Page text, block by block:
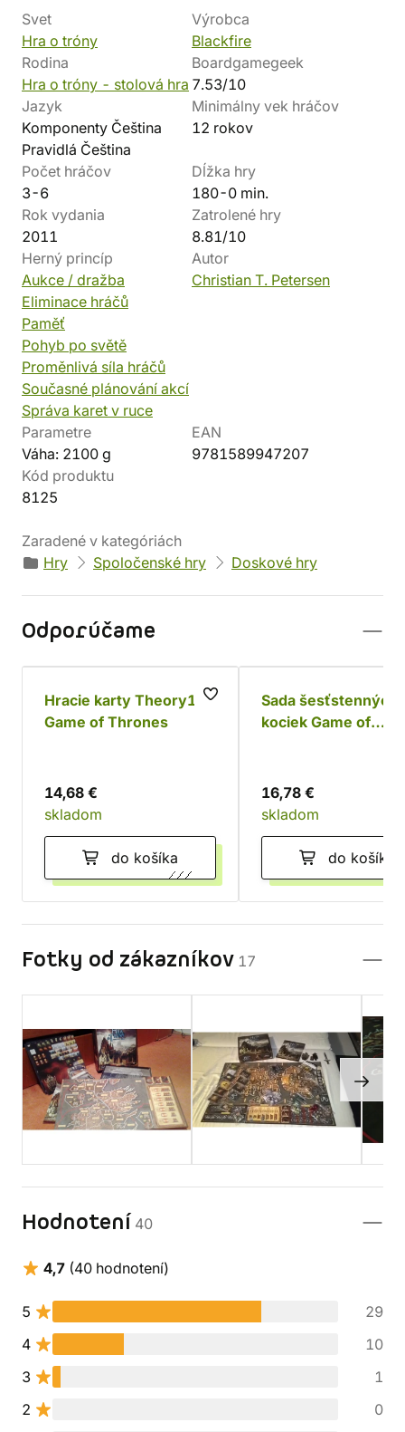
Svet
Hra o tróny
Výrobca
Blackfire
Rodina
Hra o tróny - stolová hra
Boardgamegeek
7.53/10
Jazyk
Komponenty Čeština
Pravidlá Čeština
Minimálny vek hráčov
12 rokov
Počet hráčov
3-6
Dĺžka hry
180-0 min.
Rok vydania
2011
Zatrolené hry
8.81/10
Herný princíp
Aukce / dražba
Eliminace hráčů
Paměť
Pohyb po světě
Proměnlivá síla hráčů
Současné plánování akcí
Správa karet v ruce
Autor
Christian T. Petersen
Parametre
Váha: 2100 g
EAN
9781589947207
Kód produktu
8125
Zaradené v kategóriách
Hry
Spoločenské hry Doskové hry
Odporúčame
Hracie karty Theory11:
Game of Thrones
14,68 €
skladom
do košíka
Sada šesťstenných
kociek Game of
16,78 €
skladom
do košíka
Fotky od zákazníkov 17
Hodnotení 40
4,7 (40 hodnotení)
5
29
4
10
3
1
2
0